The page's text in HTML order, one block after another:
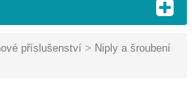
příslušenství > Niply a šroubení